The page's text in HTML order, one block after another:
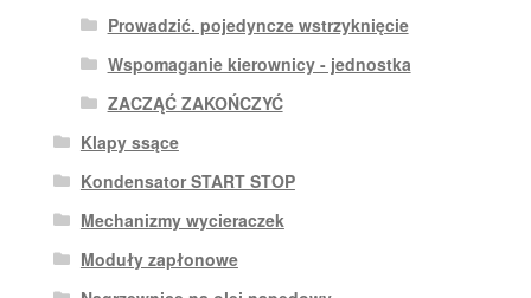
Prowadzić. pojedyncze wstrzyknięcie
Wspomaganie kierownicy - jednostka
ZACZĄĆ ZAKOŃCZYĆ
Klapy ssące
Kondensator START STOP
Mechanizmy wycieraczek
Moduły zapłonowe